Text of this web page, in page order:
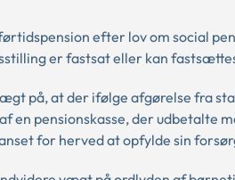
efter lov om social
er fastsat eller kan
på, at der ifølge afgørelse fra
en pensionskasse, der udbetalte
for herved at opfylde sin